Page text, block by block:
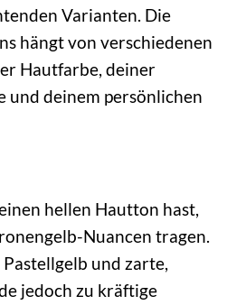
Varianten. Die
hängt von verschiedenen
Hautfarbe, deiner
und deinem persönlichen
hellen Hautton hast,
Nuancen tragen.
und zarte,
jedoch zu kräftige